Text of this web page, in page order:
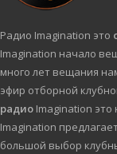
Радио Imagination это
Imagination начало
много лет вещания
эфир отборной
радио Imagination это
Imagination
большой выбор